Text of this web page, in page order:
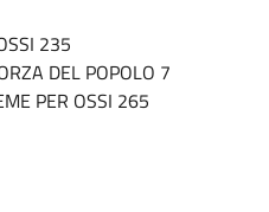
235
DEL POPOLO 7
PER OSSI 265